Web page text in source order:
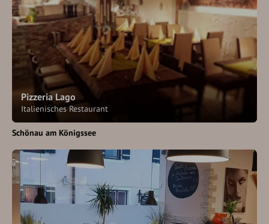
Pizzeria Lago
Italienisches Restaurant
Schönau am Königssee